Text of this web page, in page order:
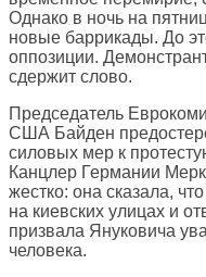
Однако в ночь на
новые баррикады. До
оппозиции.
сдержит слово.
Председатель
США Байден
силовых мер к
Канцлер Германии
жестко: она сказала,
на киевских улицах и
призвала Януковича
человека.